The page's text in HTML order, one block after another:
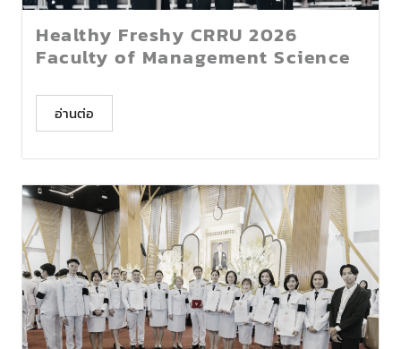
Healthy Freshy CRRU 2026
Faculty of Management Science
อ่านต่อ